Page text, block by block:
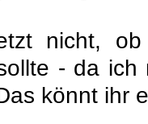
nicht,
- da
könnt ihr